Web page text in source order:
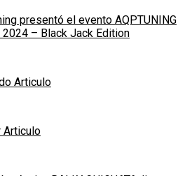
presentó el evento AQPTUNING
2024 – Black Jack Edition
Articulo
Articulo